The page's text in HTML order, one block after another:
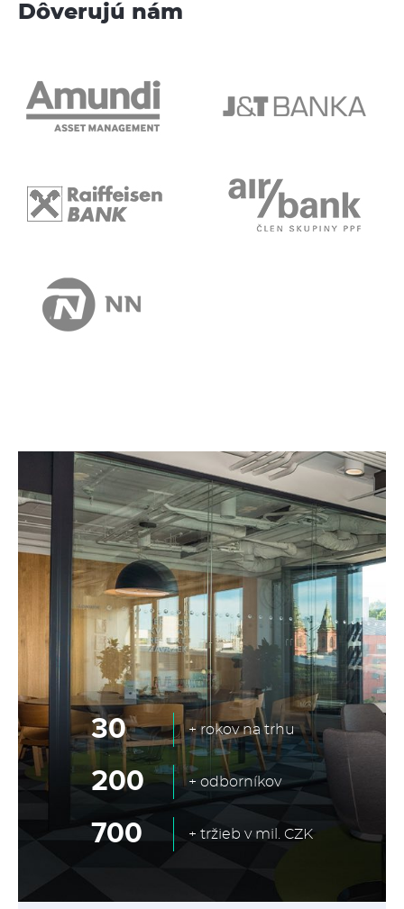
Dôverujú nám
30 + rokov na trhu
200 + odborníkov
700 + tržieb v mil. CZK